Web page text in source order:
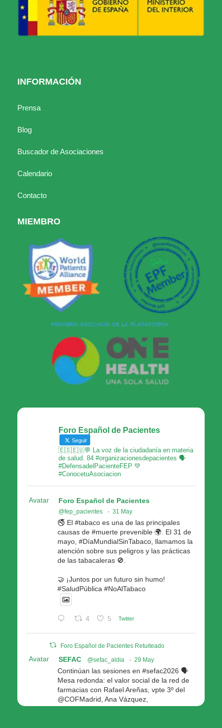
INFORMACIÓN
Prensa
Blog
Buscador de Asociaciones
Calendario
Contacto
MIEMBRO
Foro Español de Pacientes
Seguir
🇪🇸🇪🇺💬 La voz de la ciudadanía en materia
de salud. 84 #organizacionesdepacientes 🗣
#DefensadelPacienteFEP 💚
#ConocetuAsociacion
Avatar Foro Español de Pacientes
@fep_pacientes · 31 May
🚭 El #tabaco es una de las principales
causas de #muerte prevenible 🌍. El 31 de
mayo, #DíaMundialSinTabaco, llamamos la
atención sobre sus peligros y las prácticas
de las tabacaleras 🚫.
🤝 ¡Juntos por un futuro sin humo!
#SaludPública #NoAlTabaco
4 5 Twitter
Foro Español de Pacientes Retuiteado
Avatar SEFAC @sefac_aldia · 29 May
Continúan las sesiones en #sefac2026 🗣️
Mesa redonda: el valor social de la red de
farmacias con Rafael Areñas, vpte 3º del
@COFMadrid, Ana Vázquez,
@fep_pacientes Galicia, Antón Acevedo, d